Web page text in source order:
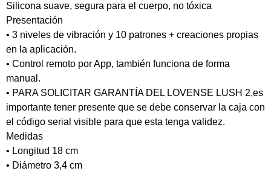
Silicona suave, segura para el cuerpo, no tóxica
Presentación
• 3 niveles de vibración y 10 patrones + creaciones propias
en la aplicación.
• Control remoto por App, también funciona de forma
manual.
• PARA SOLICITAR GARANTÍA DEL LOVENSE LUSH 2,es
importante tener presente que se debe conservar la caja con
el código serial visible para que esta tenga validez.
Medidas
• Longitud 18 cm
• Diámetro 3,4 cm